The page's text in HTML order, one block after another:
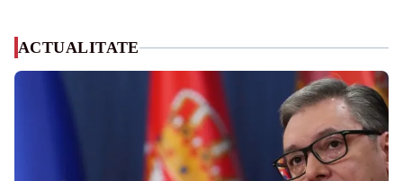
ACTUALITATE